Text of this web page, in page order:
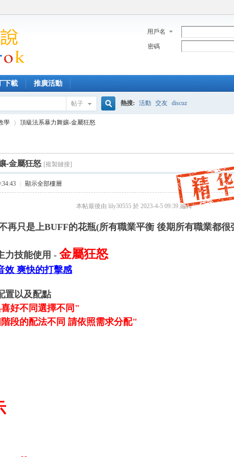
用戶名
密碼
下載 推廣活動
帖子 熱搜: 活動 交友 discuz
學
›
頂級法系暴力舞孃-金屬狂怒
-金屬狂怒 [複製鏈接]
顯示全部樓層
本帖最後由 lily30555 於 2023-4-5 09:39 編輯
再只是上BUFF的花瓶(所有職業平衡 後期所有職業都很
力技能使用 - 金屬狂怒
效 爽快的打擊感
置以及配點
好不同選擇不同"
段的配法不同 請依照需求分配"